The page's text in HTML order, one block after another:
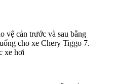
vệ cản trước và sau bằng
cho xe Chery Tiggo 7.
xe hơi